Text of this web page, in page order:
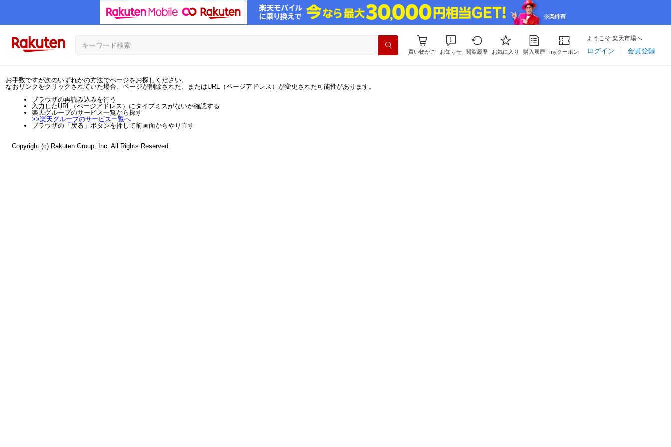
買い物かご お知らせ 閲覧履歴 お気に入り 購入履歴 myクーポン
ようこそ 楽天市場へ
ログイン 会員登録
お手数ですが次のいずれかの方法でページをお探しください。
なおリンクをクリックされていた場合、ページが削除された、またはURL（ページアドレス）が変更された可能性があります。
ブラウザの再読み込みを行う
入力したURL（ページアドレス）にタイプミスがないか確認する
楽天グループのサービス一覧から探す
>>楽天グループのサービス一覧へ
ブラウザの「戻る」ボタンを押して前画面からやり直す
Copyright (c) Rakuten Group, Inc. All Rights Reserved.